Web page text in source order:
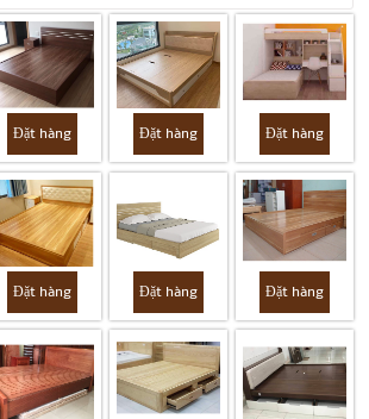
Đặt hàng Đặt hàng Đặt hàng
Đặt hàng Đặt hàng Đặt hàng